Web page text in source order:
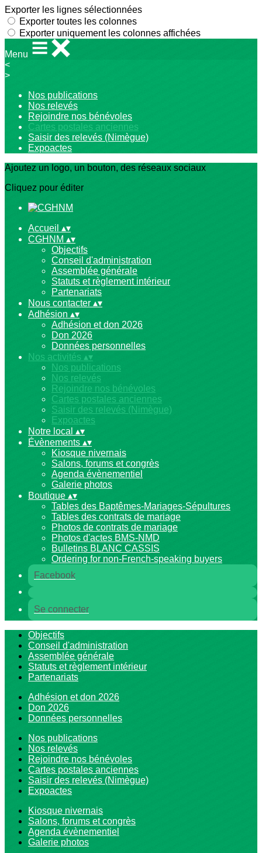
Exporter les lignes sélectionnées
Exporter toutes les colonnes
Exporter uniquement les colonnes affichées
Menu
<
>
Nos publications
Nos relevés
Rejoindre nos bénévoles
Cartes postales anciennes
Saisir des relevés (Nimègue)
Expoactes
Ajoutez un logo, un bouton, des réseaux sociaux
Cliquez pour éditer
Accueil ▴▾
CGHNM ▴▾
Objectifs
Conseil d'administration
Assemblée générale
Statuts et règlement intérieur
Partenariats
Nous contacter ▴▾
Adhésion ▴▾
Adhésion et don 2026
Don 2026
Données personnelles
Nos activités ▴▾
Nos publications
Nos relevés
Rejoindre nos bénévoles
Cartes postales anciennes
Saisir des relevés (Nimègue)
Expoactes
Notre local ▴▾
Évènements ▴▾
Kiosque nivernais
Salons, forums et congrès
Agenda évènementiel
Galerie photos
Boutique ▴▾
Tables des Baptêmes-Mariages-Sépultures
Tables des contrats de mariage
Photos de contrats de mariage
Photos d'actes BMS-NMD
Bulletins BLANC CASSIS
Ordering for non-French-speaking buyers
Facebook
Se connecter
Objectifs
Conseil d'administration
Assemblée générale
Statuts et règlement intérieur
Partenariats
Adhésion et don 2026
Don 2026
Données personnelles
Nos publications
Nos relevés
Rejoindre nos bénévoles
Cartes postales anciennes
Saisir des relevés (Nimègue)
Expoactes
Kiosque nivernais
Salons, forums et congrès
Agenda évènementiel
Galerie photos